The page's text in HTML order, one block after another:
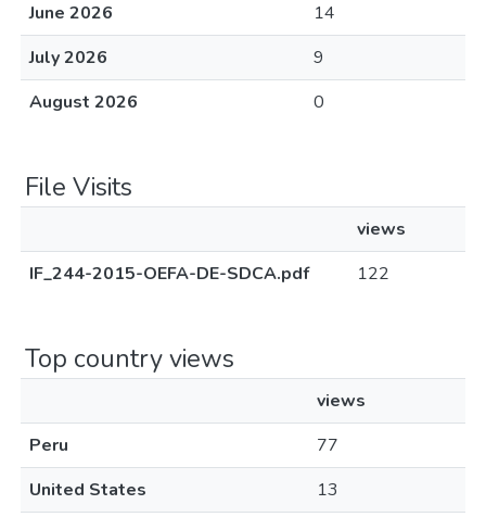
June 2026
14
July 2026
9
August 2026
0
File Visits
views
IF_244-2015-OEFA-DE-SDCA.pdf
122
Top country views
views
Peru
77
United States
13